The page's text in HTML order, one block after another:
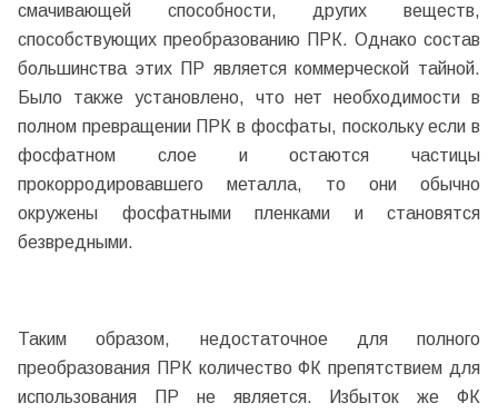
смачивающей способности, других веществ,
способствующих преобразованию ПРК. Однако состав
большинства этих ПР является коммерческой тайной.
Было также установлено, что нет необходимости в
полном превращении ПРК в фосфаты, поскольку если в
фосфатном слое и остаются частицы
прокорродировавшего металла, то они обычно
окружены фосфатными пленками и становятся
безвредными.
Таким образом, недостаточное для полного
преобразования ПРК количество ФК препятствием для
использования ПР не является. Избыток же ФК